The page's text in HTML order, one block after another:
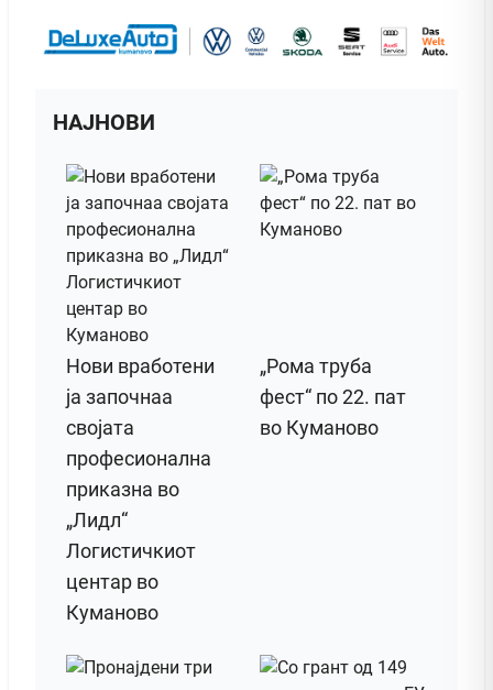
НАЈНОВИ
Нови вработени
ја започнаа
својата
професионална
приказна во
„Лидл“
Логистичкиот
центар во
Куманово
„Рома труба
фест“ по 22. пат
во Куманово